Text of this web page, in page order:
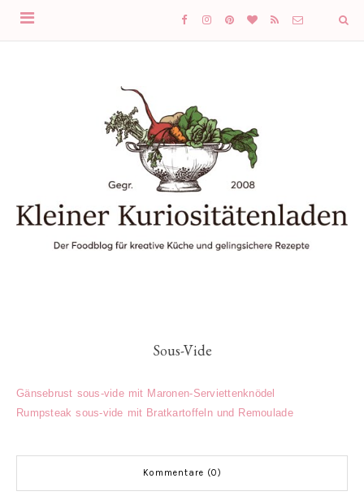
Sous-Vide
Gänsebrust sous-vide mit Maronen-Serviettenknödel
Rumpsteak sous-vide mit Bratkartoffeln und Remoulade
Kommentare (0)